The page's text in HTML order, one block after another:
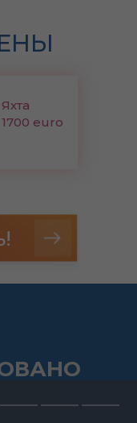
Яхта
1700 euro